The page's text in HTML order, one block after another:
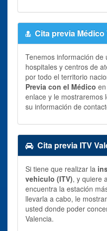
Cita previa Médico
Tenemos información de
hospitales y centros de
por todo el territorio
Previa con el Médico
enlace y le mostraremos
su información de
Cita previa ITV
Si tiene que realizar la
vehiculo (ITV), y quiere
encuentra la estación
llevarla a cabo, le
usted donde poder
Valencia.